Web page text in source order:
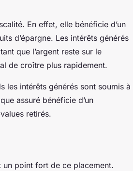
. En effet, elle bénéficie d’un
d’épargne. Les intérêts générés
que l’argent reste sur le
de croître plus rapidement.
les intérêts générés sont soumis à
assuré bénéficie d’un
retirés.
un point fort de ce placement.